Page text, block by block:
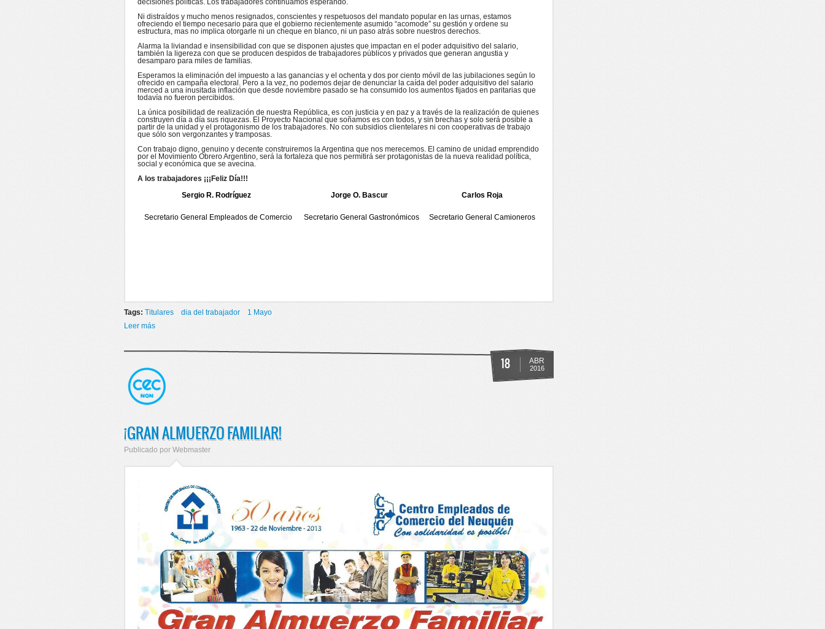
decisiones políticas. Los trabajadores continuamos esperando.
Ni distraídos y mucho menos resignados, conscientes y respetuosos del mandato popular en las urnas, estamos
ofreciendo el tiempo necesario para que el gobierno recientemente asumido “acomode” su gestión y ordene su
estructura, mas no implica otorgarle ni un cheque en blanco, ni un paso atrás sobre nuestros derechos.
Alarma la liviandad e insensibilidad con que se disponen ajustes que impactan en el poder adquisitivo del salario,
también la ligereza con que se producen despidos de trabajadores públicos y privados que generan angustia y
desamparo para miles de familias.
Esperamos la eliminación del impuesto a las ganancias y el ochenta y dos por ciento móvil de las jubilaciones según lo
ofrecido en campaña electoral. Pero a la vez, no podemos dejar de denunciar la caída del poder adquisitivo del salario
merced a una inusitada inflación que desde noviembre pasado se ha consumido los aumentos fijados en paritarias que
todavía no fueron percibidos.
La única posibilidad de realización de nuestra República, es con justicia y en paz y a través de la realización de quienes
construyen día a día sus riquezas. El Proyecto Nacional que soñamos es con todos, y sin brechas y solo será posible a
partir de la unidad y el protagonismo de los trabajadores. No con subsidios clientelares ni con cooperativas de trabajo
que sólo son vergonzantes y tramposas.
Con trabajo digno, genuino y decente construiremos la Argentina que nos merecemos. El camino de unidad emprendido
por el Movimiento Obrero Argentino, será la fortaleza que nos permitirá ser protagonistas de la nueva realidad política,
social y económica que se avecina.
A los trabajadores ¡¡¡Feliz Día!!!
Sergio R. Rodríguez
Secretario General Empleados de Comercio
Jorge O. Bascur
Secretario General Gastronómicos
Carlos Roja
Secretario General Camioneros
Tags: Titulares dia del trabajador
1 Mayo
Leer más
18 ABR
2016
¡GRAN ALMUERZO FAMILIAR!
Publicado por Webmaster